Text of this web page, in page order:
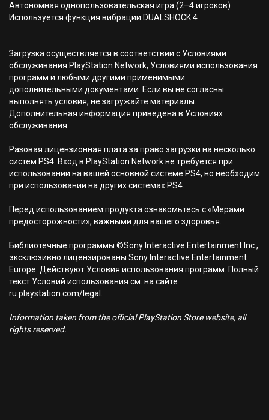
Автономная однопользовательская игра (2–4 игроков)
Используется функция вибрации DUALSHOCK 4
Загрузка осуществляется в соответствии с Условиями
обслуживания PlayStation Network, Условиями использования
программ и любыми другими применимыми
дополнительными документами. Если вы не согласны
выполнять условия, не загружайте материалы.
Дополнительная информация приведена в Условиях
обслуживания.
Разовая лицензионная плата за право загрузки на несколько
систем PS4. Вход в PlayStation Network не требуется при
использовании на вашей основной системе PS4, но необходим
при использовании на других системах PS4.
Перед использованием продукта ознакомьтесь с «Мерами
предосторожности», важными для вашего здоровья.
Библиотечные программы ©Sony Interactive Entertainment Inc.,
эксклюзивно лицензированы Sony Interactive Entertainment
Europe. Действуют Условия использования программ. Полный
текст Условий использования см. на сайте
ru.playstation.com/legal.
Information taken from the official PlayStation Store website, all
rights reserved.